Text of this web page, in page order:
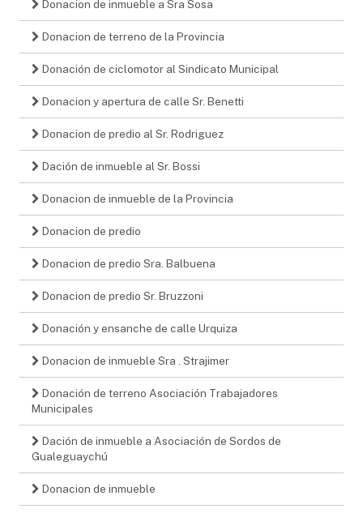
Donacion de inmueble a Sra Sosa
Donacion de terreno de la Provincia
Donación de ciclomotor al Sindicato Municipal
Donacion y apertura de calle Sr. Benetti
Donacion de predio al Sr. Rodriguez
Dación de inmueble al Sr. Bossi
Donacion de inmueble de la Provincia
Donacion de predio
Donacion de predio Sra. Balbuena
Donacion de predio Sr. Bruzzoni
Donación y ensanche de calle Urquiza
Donacion de inmueble Sra . Strajimer
Donación de terreno Asociación Trabajadores
Municipales
Dación de inmueble a Asociación de Sordos de
Gualeguaychú
Donacion de inmueble